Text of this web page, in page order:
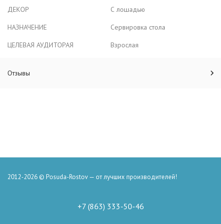
ДЕКОР
С лошадью
НАЗНАЧЕНИЕ
Сервировка стола
ЦЕЛЕВАЯ АУДИТОРАЯ
Взрослая
Отзывы
2012-2026 © Posuda-Rostov — от лучших производителей!
+7 (863) 333-50-46